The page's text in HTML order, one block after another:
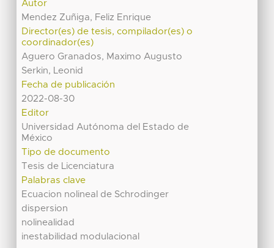
Autor
Mendez Zuñiga, Feliz Enrique
Director(es) de tesis, compilador(es) o
coordinador(es)
Aguero Granados, Maximo Augusto
Serkin, Leonid
Fecha de publicación
2022-08-30
Editor
Universidad Autónoma del Estado de
México
Tipo de documento
Tesis de Licenciatura
Palabras clave
Ecuacion nolineal de Schrodinger
dispersion
nolinealidad
inestabilidad modulacional